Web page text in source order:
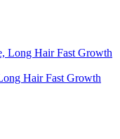
Hair Fast Growth